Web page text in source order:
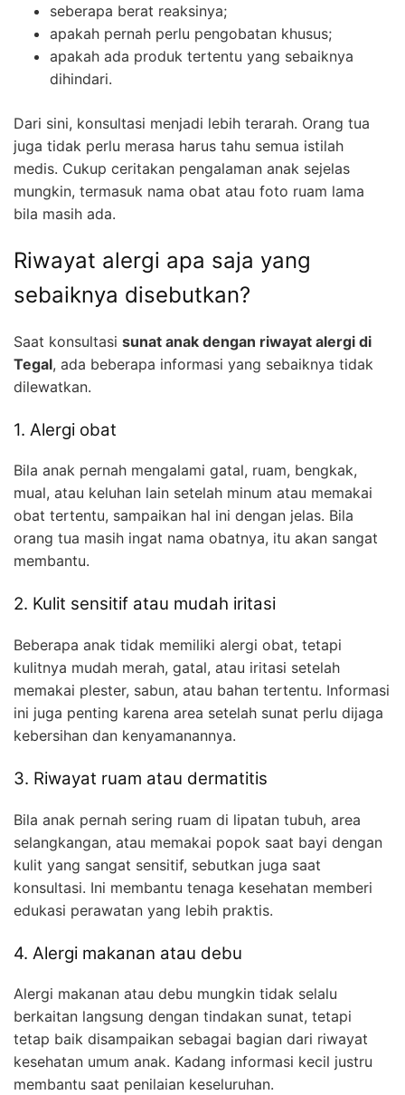
seberapa berat reaksinya;
apakah pernah perlu pengobatan khusus;
apakah ada produk tertentu yang sebaiknya
dihindari.
Dari sini, konsultasi menjadi lebih terarah. Orang tua
juga tidak perlu merasa harus tahu semua istilah
medis. Cukup ceritakan pengalaman anak sejelas
mungkin, termasuk nama obat atau foto ruam lama
bila masih ada.
Riwayat alergi apa saja yang
sebaiknya disebutkan?
Saat konsultasi sunat anak dengan riwayat alergi di
Tegal, ada beberapa informasi yang sebaiknya tidak
dilewatkan.
1. Alergi obat
Bila anak pernah mengalami gatal, ruam, bengkak,
mual, atau keluhan lain setelah minum atau memakai
obat tertentu, sampaikan hal ini dengan jelas. Bila
orang tua masih ingat nama obatnya, itu akan sangat
membantu.
2. Kulit sensitif atau mudah iritasi
Beberapa anak tidak memiliki alergi obat, tetapi
kulitnya mudah merah, gatal, atau iritasi setelah
memakai plester, sabun, atau bahan tertentu. Informasi
ini juga penting karena area setelah sunat perlu dijaga
kebersihan dan kenyamanannya.
3. Riwayat ruam atau dermatitis
Bila anak pernah sering ruam di lipatan tubuh, area
selangkangan, atau memakai popok saat bayi dengan
kulit yang sangat sensitif, sebutkan juga saat
konsultasi. Ini membantu tenaga kesehatan memberi
edukasi perawatan yang lebih praktis.
4. Alergi makanan atau debu
Alergi makanan atau debu mungkin tidak selalu
berkaitan langsung dengan tindakan sunat, tetapi
tetap baik disampaikan sebagai bagian dari riwayat
kesehatan umum anak. Kadang informasi kecil justru
membantu saat penilaian keseluruhan.